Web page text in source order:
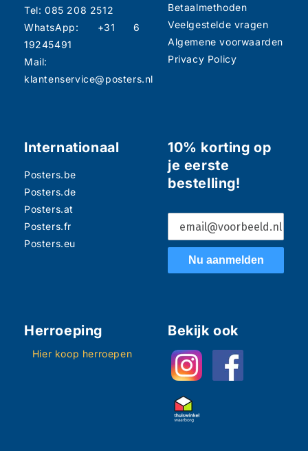
Tel: 085 208 2512
WhatsApp: +31 6
19245491
Mail:
klantenservice@posters.nl
Betaalmethoden
Veelgestelde vragen
Algemene voorwaarden
Privacy Policy
Internationaal
Posters.be
Posters.de
Posters.at
Posters.fr
Posters.eu
10% korting op
je eerste
bestelling!
Nu aanmelden
Herroeping
Hier koop herroepen
Bekijk ook